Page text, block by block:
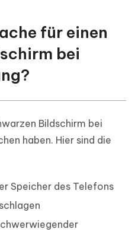
auf dem Samsung
beheben
des Samsung
die
für einen
bei
Bildschirm bei
haben. Hier sind die
Speicher des Telefons